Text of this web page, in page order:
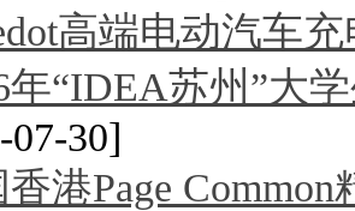
高端电动汽车
年“IDEA苏州”大
07-30]
香港Page